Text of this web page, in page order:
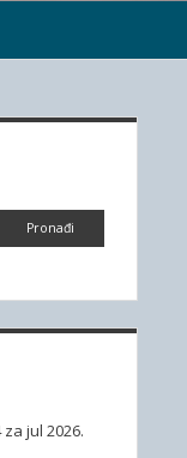
jul 2026.